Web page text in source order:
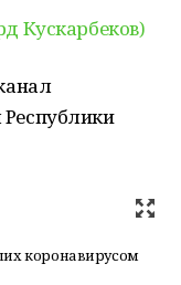
Кускарбеков)
коронавирусом